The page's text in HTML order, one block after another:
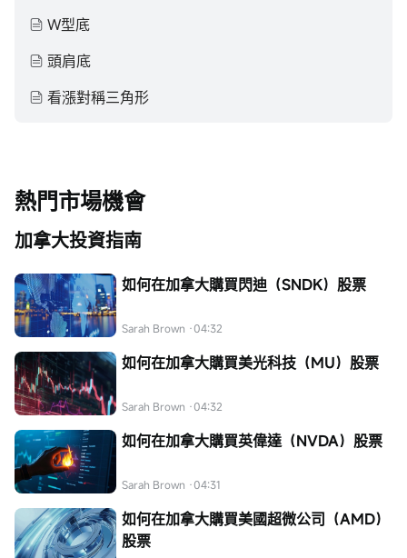
W型底
頭肩底
看漲對稱三角形
熱門市場機會
加拿大投資指南
如何在加拿大購買閃迪（SNDK）股票
Sarah Brown ·04:32
如何在加拿大購買美光科技（MU）股票
Sarah Brown ·04:32
如何在加拿大購買英偉達（NVDA）股票
Sarah Brown ·04:31
如何在加拿大購買美國超微公司（AMD）
股票